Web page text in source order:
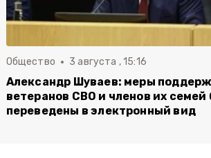
Общество 3 августа , 15:16
Александр Шуваев: меры
ветеранов СВО и членов их семей
переведены в электронный вид